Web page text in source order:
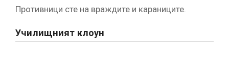
Противници сте на враждите и караниците.
Училищният клоун